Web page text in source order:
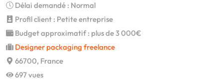
Délai demandé : Normal
Profil client : Petite entreprise
Budget approximatif : plus de 3 000€
Designer packaging freelance
66700, France
697 vues